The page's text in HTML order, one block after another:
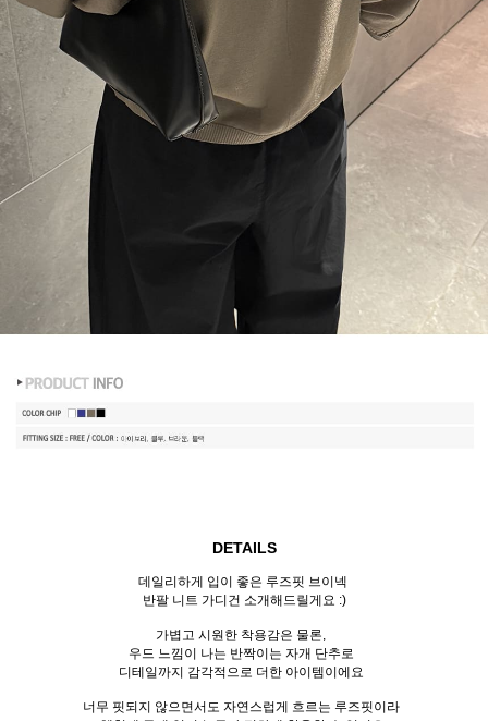
DETAILS
데일리하게 입이 좋은 루즈핏 브이넥
반팔 니트 가디건 소개해드릴게요 :)
가볍고 시원한 착용감은 물론,
우드 느낌이 나는 반짝이는 자개 단추로
디테일까지 감각적으로 더한 아이템이에요
너무 핏되지 않으면서도 자연스럽게 흐르는 루즈핏이라